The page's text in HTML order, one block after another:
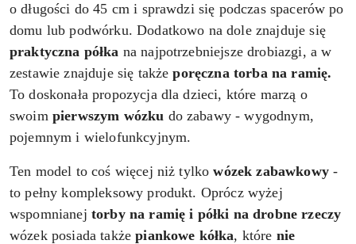
o długości do 45 cm i sprawdzi się podczas spacerów po
domu lub podwórku. Dodatkowo na dole znajduje się
praktyczna półka na najpotrzebniejsze drobiazgi, a w
zestawie znajduje się takżeporęczna torba na ramię.
To doskonała propozycja dla dzieci, które marzą o
swoim pierwszym wózku do zabawy - wygodnym,
pojemnym i wielofunkcyjnym.
Ten model to coś więcej niż tylkowózek zabawkowy-
to pełny kompleksowy produkt. Oprócz wyżej
wspomnianej torby na ramię i półki na drobne rzeczy
wózek posiada takżepiankowe kółka, które nie